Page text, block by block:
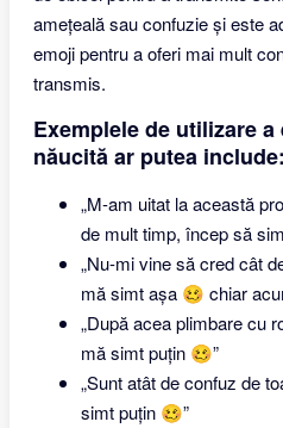
amețeală sau confuzie și este
emoji pentru a oferi mai mult
transmis.
Exemplele de utilizare
năucită ar putea include:
„M-am uitat la această
de mult timp, încep să
„Nu-mi vine să cred cât
mă simt așa 🥴 chiar
„După acea plimbare cu
mă simt puțin 🥴”
„Sunt atât de confuz de
simt puțin 🥴”